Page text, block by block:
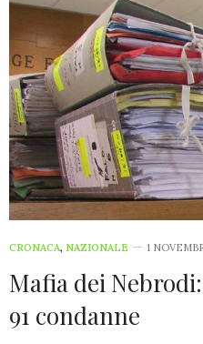
CRONACA, NAZIONALE 1
Mafia dei
91 condanne